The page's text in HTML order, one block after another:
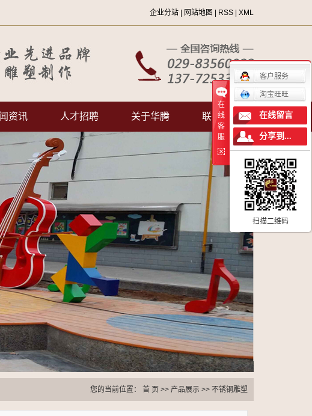
企业分站 网站地图 RSS XML
资讯
司动态
资讯
见问题
人才招聘 关于华腾
联系我们
联系我们
您的当前位置： 首 页 >> 产品展示 >> 不锈钢雕塑
在
线
客
服
客户服务
淘宝旺旺
在线留言
分享到...
扫描二维码